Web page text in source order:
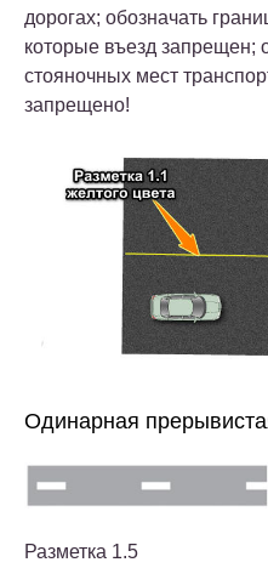
дорогах; обозначать
которые въезд запрещен;
стояночных мест
запрещено!
Одинарная
Разметка 1.5